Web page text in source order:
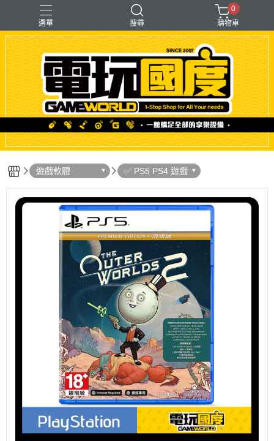
選單 搜尋
「遊戲」多人同樂 【PS＋PC用】賽模
〖直驅式〗基座
F1形式
支架【可收折】
0
購物車
遊戲軟體 ✅ PS5 PS4 遊戲